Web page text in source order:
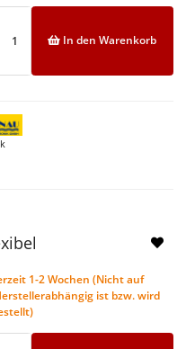
In den Warenkorb
1-2 Wochen (Nicht auf
ist bzw. wird